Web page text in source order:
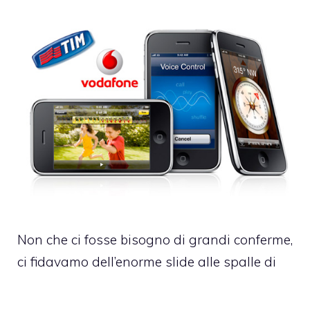
Non che ci fosse bisogno di grandi conferme,
ci fidavamo dell’enorme slide alle spalle di